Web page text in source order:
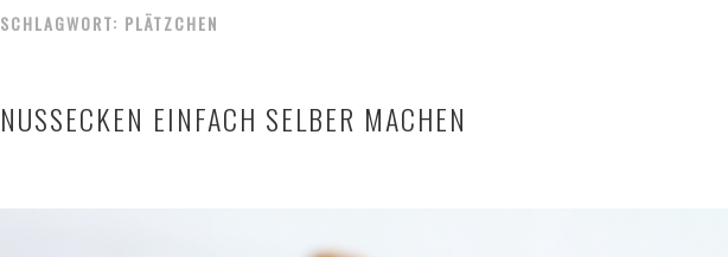
SCHLAGWORT: PLÄTZCHEN
NUSSECKEN EINFACH SELBER MACHEN